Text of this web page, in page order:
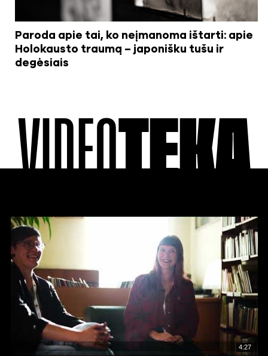
Paroda apie tai, ko neįmanoma ištarti: apie
Holokausto traumą – japonišku tušu ir
degėsiais
VIDEOTEKA
4:27